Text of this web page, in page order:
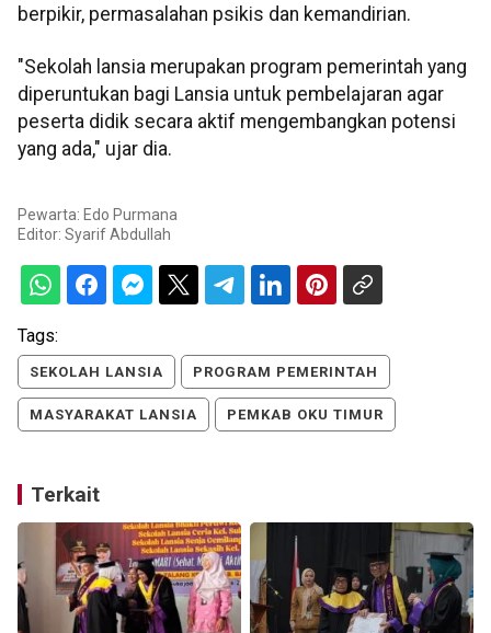
berpikir, permasalahan psikis dan kemandirian.
"Sekolah lansia merupakan program pemerintah yang
diperuntukan bagi Lansia untuk pembelajaran agar
peserta didik secara aktif mengembangkan potensi
yang ada," ujar dia.
Pewarta: Edo Purmana
Editor: Syarif Abdullah
Tags:
SEKOLAH LANSIA PROGRAM PEMERINTAH
MASYARAKAT LANSIA PEMKAB OKU TIMUR
Terkait